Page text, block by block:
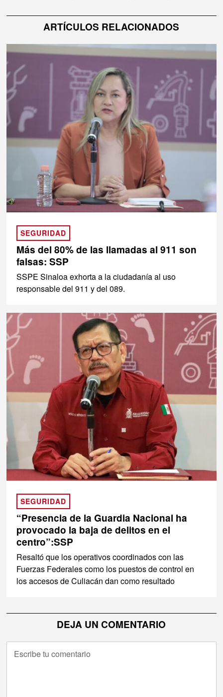
ARTÍCULOS RELACIONADOS
SEGURIDAD
Más del 80% de las llamadas al 911 son
falsas: SSP
SSPE Sinaloa exhorta a la ciudadanía al uso
responsable del 911 y del 089.
SEGURIDAD
“Presencia de la Guardia Nacional ha
provocado la baja de delitos en el
centro”:SSP
Resaltó que los operativos coordinados con las
Fuerzas Federales como los puestos de control en
los accesos de Culiacán dan como resultado
DEJA UN COMENTARIO